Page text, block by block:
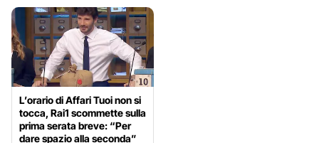
L’orario di Affari Tuoi non si
tocca, Rai1 scommette sulla
prima serata breve: “Per
dare spazio alla seconda”